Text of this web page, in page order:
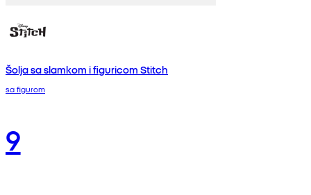
Šolja sa slamkom i figuricom Stitch
sa figurom
9